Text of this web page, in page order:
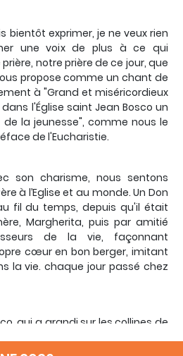
bientôt exprimer, je ne veux rien
une voix de plus à ce qui
notre prière de ce jour, que
propose comme un chant de
à "Grand et miséricordieux
l'Église saint Jean Bosco un
la jeunesse", comme nous le
de l'Eucharistie.
son charisme, nous sentons
à l’Eglise et au monde.Un Don
fil du temps, depuis qu'il était
Margherita, puis par amitié
de la vie, façonnant
cœur en bon berger, imitant
la vie. chaque jour passé chez
qui a grandi sur les collines de
entre les rangées de vignes,